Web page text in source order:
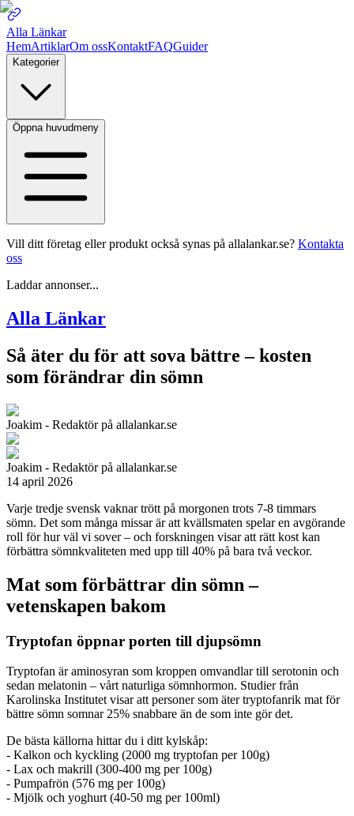
Alla Länkar
HemArtiklarOm ossKontaktFAQGuider
Kategorier
Öppna huvudmeny
Vill ditt företag eller produkt också synas på allalankar.se? Kontakta
oss
Laddar annonser...
Alla Länkar
Så äter du för att sova bättre – kosten
som förändrar din sömn
Joakim - Redaktör på allalankar.se
Joakim - Redaktör på allalankar.se
14 april 2026
Varje tredje svensk vaknar trött på morgonen trots 7-8 timmars
sömn. Det som många missar är att kvällsmaten spelar en avgörande
roll för hur väl vi sover – och forskningen visar att rätt kost kan
förbättra sömnkvaliteten med upp till 40% på bara två veckor.
Mat som förbättrar din sömn –
vetenskapen bakom
Tryptofan öppnar porten till djupsömn
Tryptofan är aminosyran som kroppen omvandlar till serotonin och
sedan melatonin – vårt naturliga sömnhormon. Studier från
Karolinska Institutet visar att personer som äter tryptofanrik mat för
bättre sömn somnar 25% snabbare än de som inte gör det.
De bästa källorna hittar du i ditt kylskåp:
- Kalkon och kyckling (2000 mg tryptofan per 100g)
- Lax och makrill (300-400 mg per 100g)
- Pumpafrön (576 mg per 100g)
- Mjölk och yoghurt (40-50 mg per 100ml)